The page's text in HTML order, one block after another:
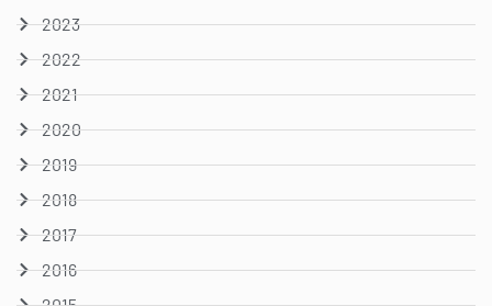
2023
2022
2021
2020
2019
2018
2017
2016